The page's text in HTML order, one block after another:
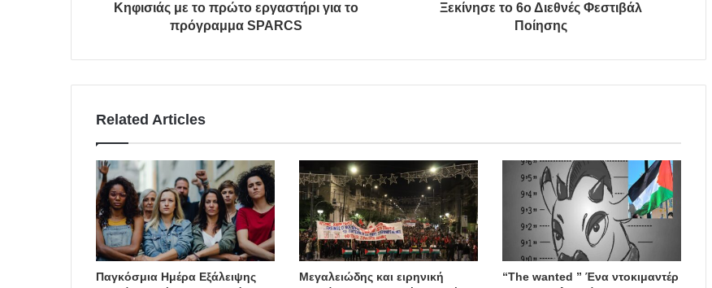
Κηφισιάς με το πρώτο εργαστήρι για το
πρόγραμμα SPARCS
Ξεκίνησε το 6ο Διεθνές Φεστιβάλ
Ποίησης
Related Articles
Παγκόσμια Ημέρα Εξάλειψης
Μεγαλειώδης και ειρηνική
“The wanted ” Ένα ντοκιμαντέρ